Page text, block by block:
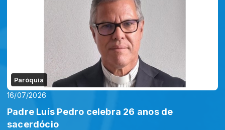
Paróquia
16/07/2026
Padre Luís Pedro celebra 26 anos de
sacerdócio